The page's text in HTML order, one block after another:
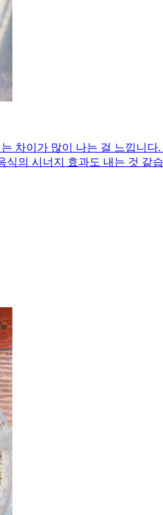
차이가 많이 나는 걸 느낍니
식의 시너지 효과도 내는 것 같